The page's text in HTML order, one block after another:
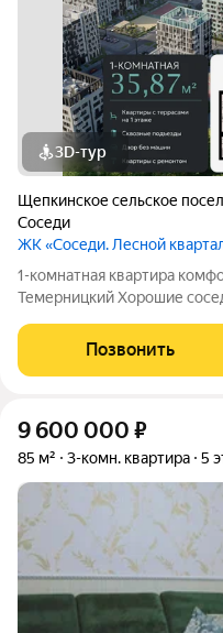
3D-тур
Щепкинское сельское
Соседи
ЖК «Соседи. Лесной
1-комнатная квартира комфорт-класса
Темерницкий Хорошие соседи половина счастья. ЖК
леса, приватность и
повседневностью. О доме:
Позвонить
9 600 000 ₽
85 м² 3-комн. квартира 5